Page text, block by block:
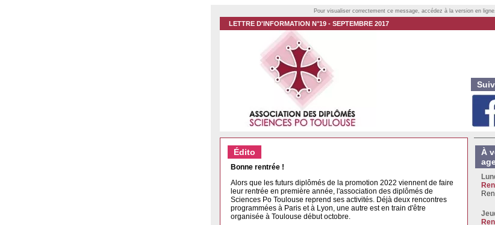
Pour visualiser correctement ce message, accédez à la version en ligne.
LETTRE D'INFORMATION N°19 - SEPTEMBRE 2017
Édito
Bonne rentrée !
Alors que les futurs diplômés de la promotion 2022 viennent de faire
leur rentrée en première année, l'association des diplômés de
Sciences Po Toulouse reprend ses activités. Déjà deux rencontres
programmées à Paris et à Lyon, une autre est en train d'être
organisée à Toulouse début octobre.
À